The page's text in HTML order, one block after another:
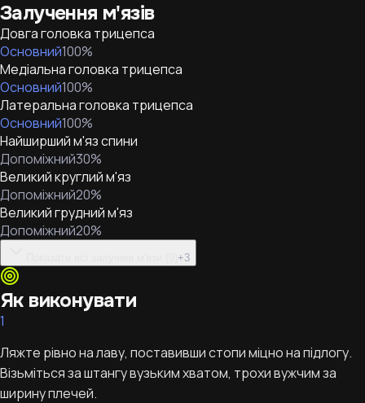
Залучення м'язів
Довга головка трицепса
Основний100%
Медіальна головка трицепса
Основний100%
Латеральна головка трицепса
Основний100%
Найширший м'яз спини
Допоміжний30%
Великий круглий м'яз
Допоміжний20%
Великий грудний м'яз
Допоміжний20%
+3
Як виконувати
1
Ляжте рівно на лаву, поставивши стопи міцно на підлогу.
Візьміться за штангу вузьким хватом, трохи вужчим за
ширину плечей.